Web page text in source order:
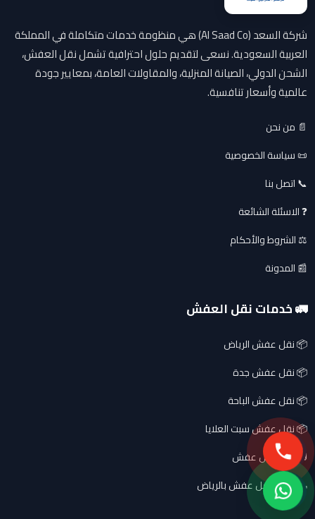
شركة السعد (Al Saad Co) هي منظومة خدمات متكاملة في المملكة
العربية السعودية. نسعى لتقديم حلول احترافية تشمل نقل العفش،
الشحن الدولي، الصيانة المنزلية، والمقاولات العامة، بمعايير جودة
عالمية وأسعار تنافسية.
📄 من نحن
📜 سياسة الخصوصية
📞 اتصل بنا
❓ الاسئلة الشائعة
⚖️ الشروط والأحكام
📰 المدونة
🚛 خدمات نقل العفش
📦 نقل عفش الرياض
📦 نقل عفش جدة
📦 نقل عفش الباحة
📦 نقل عفش سبت العلايا
🚚 دباب نقل عفش
🛻 ونيت نقل عفش بالرياض